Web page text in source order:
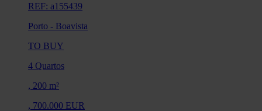
REF: a155439
Porto - Boavista
TO BUY
4 Quartos
, 200 m²
, 700.000 EUR